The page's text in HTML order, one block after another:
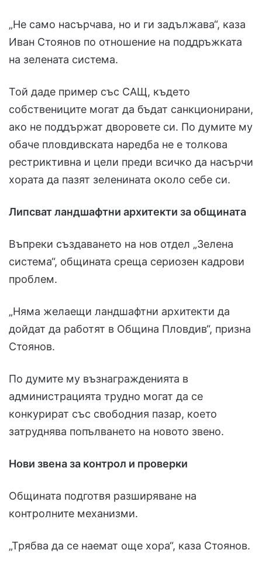
„Не само насърчава, но и ги задължава“, каза
Иван Стоянов по отношение на поддръжката
на зелената система.
Той даде пример със САЩ, където
собствениците могат да бъдат санкционирани,
ако не поддържат дворовете си. По думите му
обаче пловдивската наредба не е толкова
рестриктивна и цели преди всичко да насърчи
хората да пазят зеленината около себе си.
Липсват ландшафтни архитекти за общината
Въпреки създаването на нов отдел „Зелена
система“, общината среща сериозен кадрови
проблем.
„Няма желаещи ландшафтни архитекти да
дойдат да работят в Община Пловдив“, призна
Стоянов.
По думите му възнагражденията в
администрацията трудно могат да се
конкурират със свободния пазар, което
затруднява попълването на новото звено.
Нови звена за контрол и проверки
Общината подготвя разширяване на
контролните механизми.
„Трябва да се наемат още хора“, каза Стоянов.